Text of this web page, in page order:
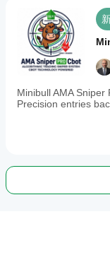
Minibull AMA Sniper
Precision entries